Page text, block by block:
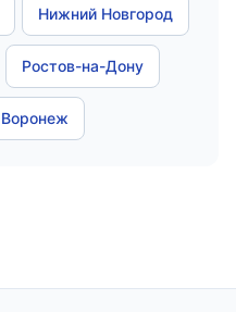
Нижний Новгород
Ростов-на-Дону
Воронеж